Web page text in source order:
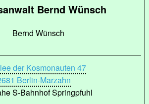
Bernd Wünsch
Bernd Wünsch
der Kosmonauten 47
Berlin-Marzahn
S-Bahnhof Springpfuhl